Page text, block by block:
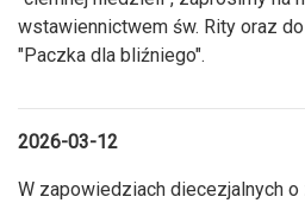
wstawiennictwem św. Rity oraz
"Paczka dla bliźniego".
2026-03-12
W zapowiedziach diecezjalnych